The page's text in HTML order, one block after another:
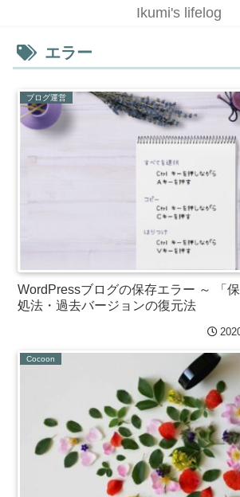
Ikumi's lifelog
エラー
ブログ運営
WordPressブログの保存エラー ～ 「
処法・過去バージョンの復元法
Cocoon